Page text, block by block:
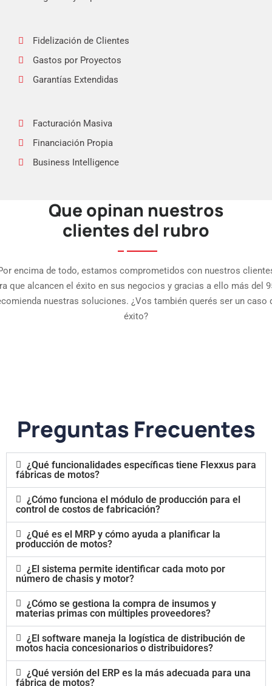
Fidelización de Clientes
Gastos por Proyectos
Garantías Extendidas
Facturación Masiva
Financiación Propia
Business Intelligence
APP Fuerza de Ventas
APP Punto de Venta
Que opinan nuestros
clientes del rubro
encima de todo, estamos comprometidos con nuestros
que alcancen el éxito en sus negocios y gracias a ello más del
nuestras soluciones. ¿Vos también querés ser un caso
éxito?
Preguntas Frecuentes
¿Qué funcionalidades específicas tiene Flexxus para
fábricas de motos?
¿Cómo funciona el módulo de producción para el
control de costos de fabricación?
¿Qué es el MRP y cómo ayuda a planificar la
producción de motos?
¿El sistema permite identificar cada moto por
número de chasis y motor?
¿Cómo se gestiona la compra de insumos y
materias primas con múltiples proveedores?
¿El software maneja la logística de distribución de
motos hacia concesionarios o distribuidores?
¿Qué versión del ERP es la más adecuada para una
fábrica de motos?